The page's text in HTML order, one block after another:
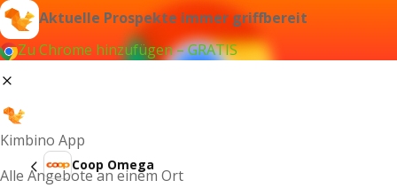
Aktuelle Prospekte immer griffbereit
Zu Chrome hinzufügen – GRATIS
Kimbino App
Alle Angebote an einem Ort
Coop Omega